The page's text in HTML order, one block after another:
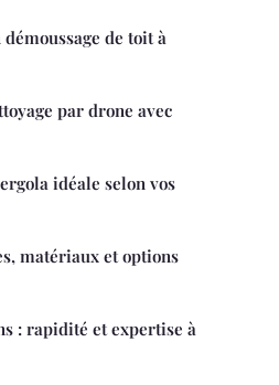
de toit à
par drone avec
idéale selon vos
matériaux et options
: rapidité et expertise à